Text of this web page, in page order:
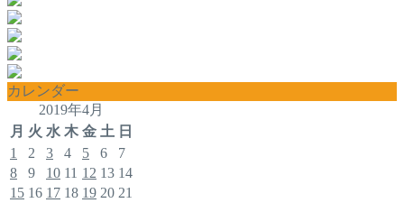
カレンダー
2019年4月
月 火 水 木 金 土 日
1
2 3 4 5 6
7
8
9 10 11 12 13 14
15 16 17 18 19 20 21